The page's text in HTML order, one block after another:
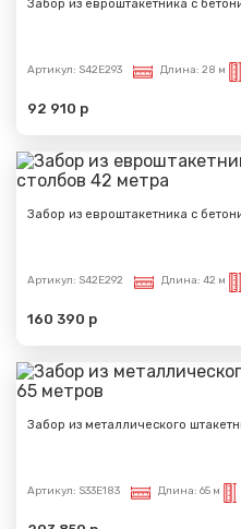
Забор из евроштакетника с
Артикул: S42E293 Длина: 28 м
92 910 р
Забор из евроштакетника с
Артикул: S42E292 Длина: 42 м
160 390 р
Забор из металлического
Артикул: S33E183 Длина: 65 м